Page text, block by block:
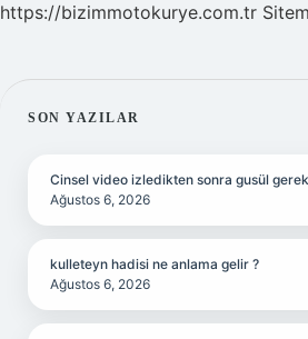
https://bizimmotokurye.com.tr
SIDEBAR
SON YAZILAR
Cinsel video izledikten sonra gusül
Ağustos 6, 2026
kulleteyn hadisi ne anlama gelir ?
Ağustos 6, 2026